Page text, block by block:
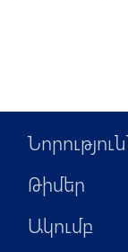
Թիմեր
Ակումբ